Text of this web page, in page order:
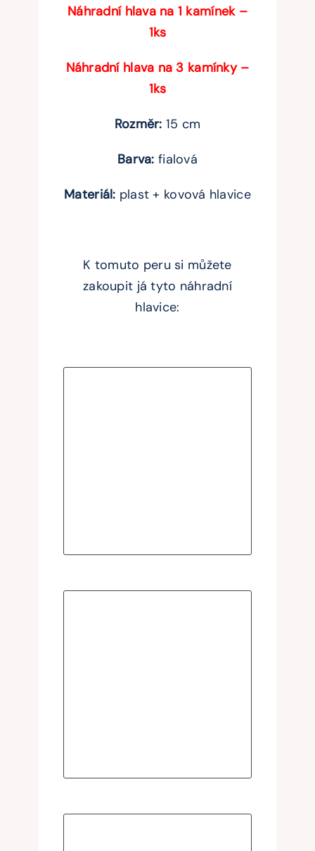
Náhradní hlava na 1 kamínek –
1ks
Náhradní hlava na 3 kamínky –
1ks
Rozměr: 15 cm
Barva: fialová
Materiál: plast + kovová hlavice
K tomuto peru si můžete
zakoupit já tyto náhradní
hlavice: